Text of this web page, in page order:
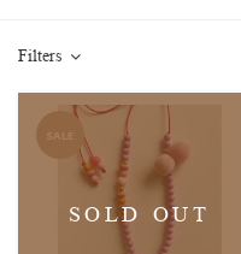
Filters
SALE
SOLD OUT